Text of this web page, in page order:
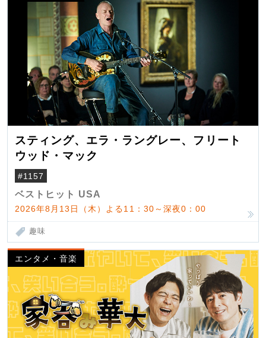
スティング、エラ・ラングレー、フリート
ウッド・マック
#1157
ベストヒット USA
2026年8月13日（木）よる11：30～深夜0：00
趣味
エンタメ・音楽